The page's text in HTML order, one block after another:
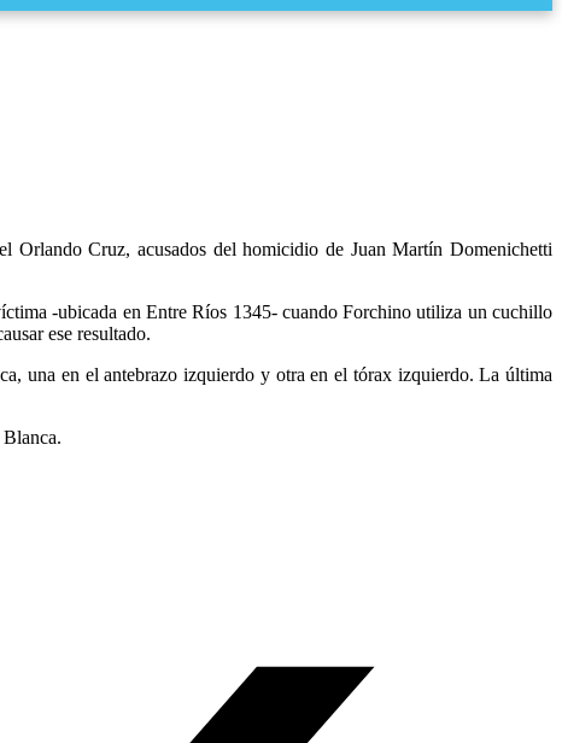
Orlando Cruz, acusados del homicidio de Juan Martín Domenichetti
-ubicada en Entre Ríos 1345- cuando Forchino utiliza un cuchillo
ese resultado.
una en el antebrazo izquierdo y otra en el tórax izquierdo. La última